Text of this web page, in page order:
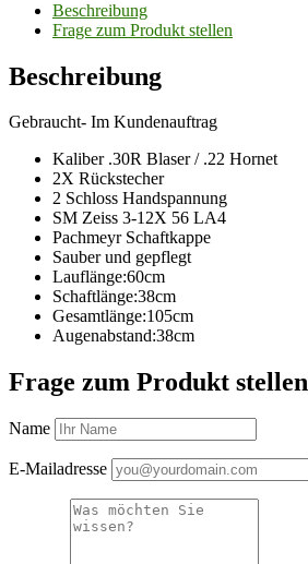
Beschreibung
Frage zum Produkt stellen
Beschreibung
Gebraucht- Im Kundenauftrag
Kaliber .30R Blaser / .22 Hornet
2X Rückstecher
2 Schloss Handspannung
SM Zeiss 3-12X 56 LA4
Pachmeyr Schaftkappe
Sauber und gepflegt
Lauflänge:60cm
Schaftlänge:38cm
Gesamtlänge:105cm
Augenabstand:38cm
Frage zum Produkt stellen
Name
E-Mailadresse